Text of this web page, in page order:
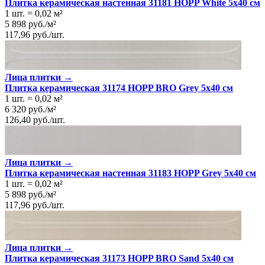
Плитка керамическая настенная 31181 HOPP White 5х40 см
1 шт. = 0,02 м²
5 898 руб./м²
117,96 руб./шт.
Лица плитки →
Плитка керамическая 31174 HOPP BRO Grey 5х40 см
1 шт. = 0,02 м²
6 320 руб./м²
126,40 руб./шт.
Лица плитки →
Плитка керамическая настенная 31183 HOPP Grey 5х40 см
1 шт. = 0,02 м²
5 898 руб./м²
117,96 руб./шт.
Лица плитки →
Плитка керамическая 31173 HOPP BRO Sand 5х40 см